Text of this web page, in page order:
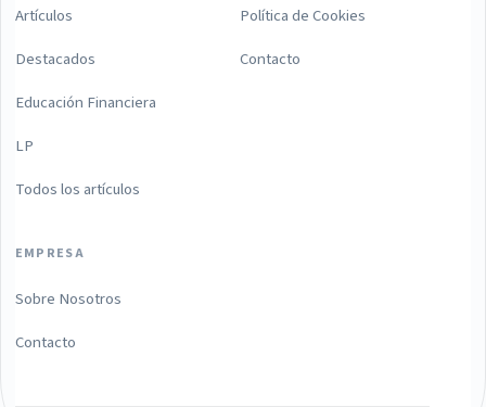
Artículos
Destacados
Educación Financiera
LP
Todos los artículos
Política de Cookies
Contacto
EMPRESA
Sobre Nosotros
Contacto